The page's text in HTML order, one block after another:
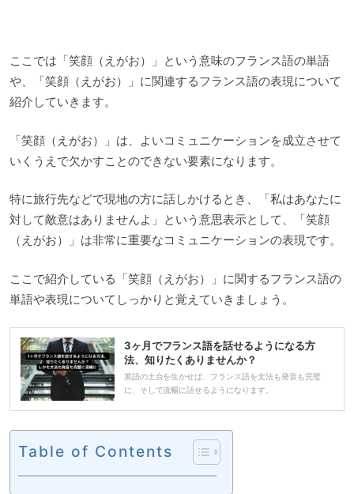
ここでは「笑顔（えがお）」という意味のフランス語の単語
や、「笑顔（えがお）」に関連するフランス語の表現について
紹介していきます。
「笑顔（えがお）」は、よいコミュニケーションを成立させて
いくうえで欠かすことのできない要素になります。
特に旅行先などで現地の方に話しかけるとき、「私はあなたに
対して敵意はありませんよ」という意思表示として、「笑顔
（えがお）」は非常に重要なコミュニケーションの表現です。
ここで紹介している「笑顔（えがお）」に関するフランス語の
単語や表現についてしっかりと覚えていきましょう。
3ヶ月でフランス語を話せるようになる方
法、知りたくありませんか？
英語の土台を生かせば、フランス語を文法も発音も完璧
に、そして流暢に話せるようになります。
Table of Contents